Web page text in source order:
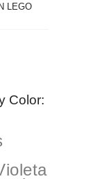
LEGO
Color: